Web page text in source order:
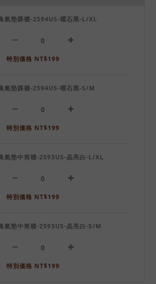
氣墊踝襪-2594US-曜石黑-L/XL
特別価格 NT$199
氣墊踝襪-2594US-曜石黑-S/M
特別価格 NT$199
氣墊中筒襪-2593US-晶亮白-L/XL
特別価格 NT$199
氣墊中筒襪-2593US-晶亮白-S/M
特別価格 NT$199